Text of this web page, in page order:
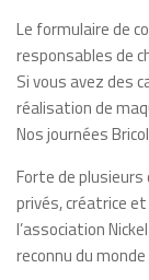
Le formulaire de
responsables de
Si vous avez des
réalisation de
Nos journées
Forte de
privés, créatrice
l’association
reconnu du